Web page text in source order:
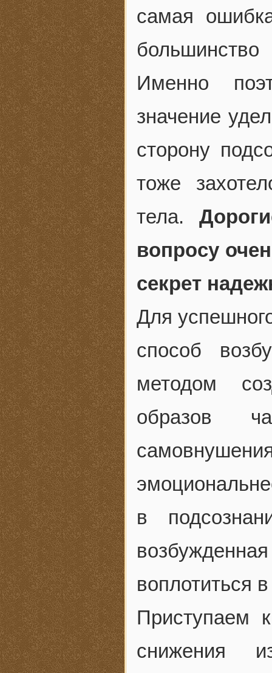
самая
Именно
значение
сторону
тоже
тела.
вопросу
секрет
Для
способ
методом
образов
в
воплотиться
Приступаем
снижения